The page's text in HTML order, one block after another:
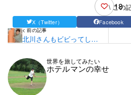
18
\ この
X（Twitter） Facebook
< 前の記事
北川さんもビビってしま
世界を旅してみたい
ホテルマンの幸せ